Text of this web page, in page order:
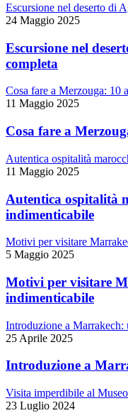
Escursione nel deserto di
24 Maggio 2025
Escursione nel
completa
Cosa fare a Merzouga: 10
11 Maggio 2025
Cosa fare a
Autentica ospitalità
11 Maggio 2025
Autentica ospitalità
indimenticabile
Motivi per visitare
5 Maggio 2025
Motivi per visitare
indimenticabile
Introduzione a Marrakech:
25 Aprile 2025
Introduzione a
Visita imperdibile al
23 Luglio 2024